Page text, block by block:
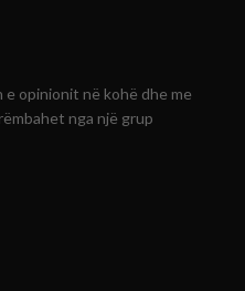
opinionit në kohë dhe me
nga një grup